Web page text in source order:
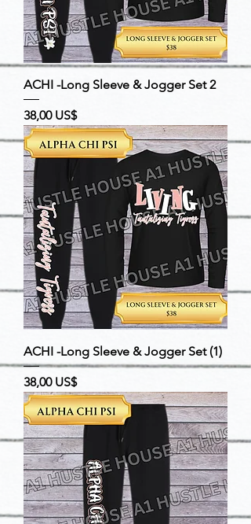
ACHI -Long Sleeve & Jogger Set 2
Precio
38,00 US$
ACHI -Long Sleeve & Jogger Set (1)
Precio
38,00 US$